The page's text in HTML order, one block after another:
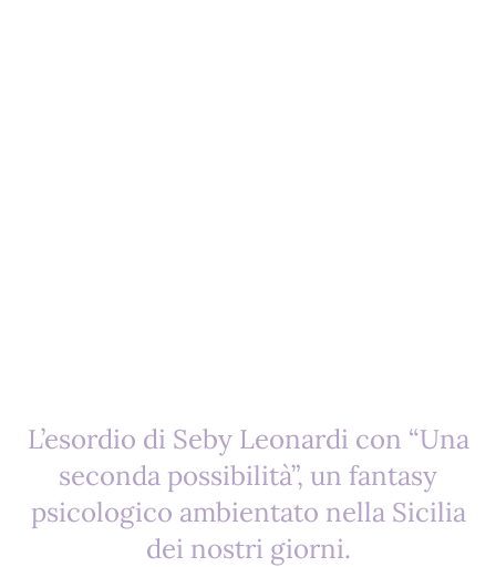
L’esordio di Seby Leonardi con “Una
seconda possibilità”, un fantasy
psicologico ambientato nella Sicilia
dei nostri giorni.